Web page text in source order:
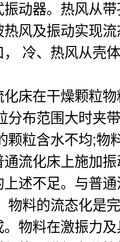
动器。热风从
风及振动实现
冷、热风从壳
床在干燥颗粒
分布范围大时夹
颗粒含水不均;物
流化床上施加
述不足。与普
物料的流态化是
物料在激振力